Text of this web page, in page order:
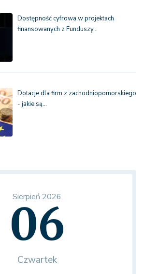
Dostępność cyfrowa w projektach
finansowanych z Funduszy…
Dotacje dla firm z zachodniopomorskiego
- jakie są…
Sierpień 2026
06
Czwartek